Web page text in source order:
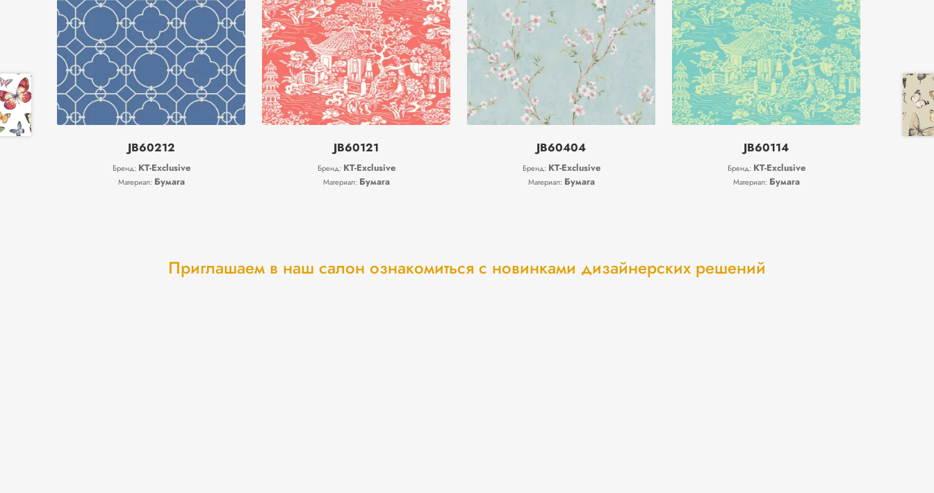
JB60212
Бренд: KT-Exclusive
Материал: Бумага
JB60121
Бренд: KT-Exclusive
Материал: Бумага
JB60404
Бренд: KT-Exclusive
Материал: Бумага
JB60114
Бренд: KT-Exclusive
Материал: Бумага
Приглашаем в наш салон ознакомиться с новинками дизайнерских решений